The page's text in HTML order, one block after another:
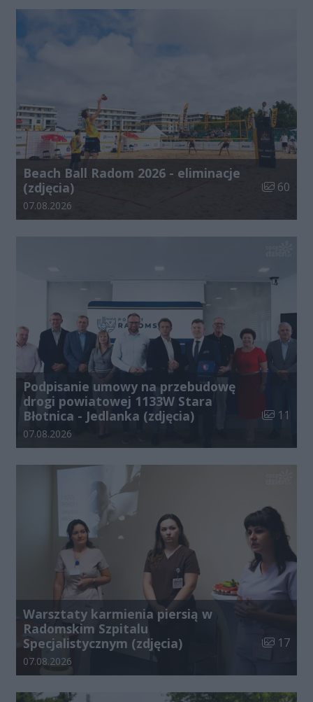
Beach Ball Radom 2026 - eliminacje
(zdjęcia)
Liczba
60
Data dodania galerii:
07.08.2026
Podpisanie umowy na przebudowę
drogi powiatowej 1133W Stara
Błotnica - Jedlanka (zdjęcia)
Liczba
11
Data dodania galerii:
07.08.2026
Warsztaty karmienia piersią w
Radomskim Szpitalu
Specjalistycznym (zdjęcia)
Liczba
17
Data dodania galerii:
07.08.2026